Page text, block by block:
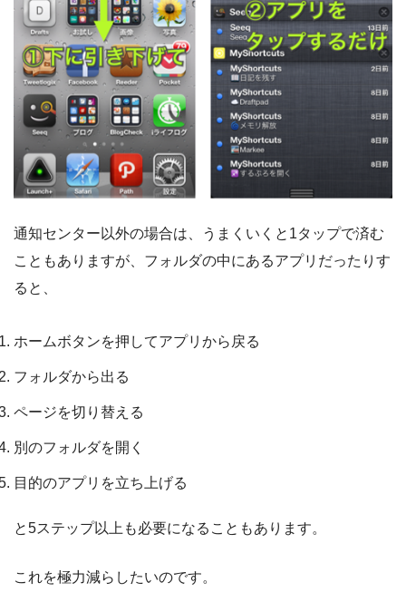
通知センター以外の場合は、うまくいくと1タップで済む
こともありますが、フォルダの中にあるアプリだったりす
ると、
ホームボタンを押してアプリから戻る
フォルダから出る
ページを切り替える
別のフォルダを開く
目的のアプリを立ち上げる
と5ステップ以上も必要になることもあります。
これを極力減らしたいのです。